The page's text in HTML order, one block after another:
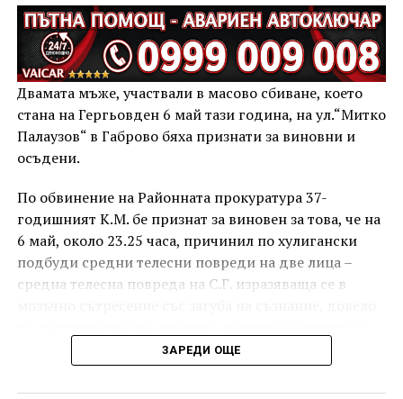
Двамата мъже, участвали в масово сбиване, което
стана на Гергьовден 6 май тази година, на ул.“Митко
Палаузов“ в Габрово бяха признати за виновни и
осъдени.
По обвинение на Районната прокуратура 37-
годишният К.М. бе признат за виновен за това, че на
6 май, около 23.25 часа, причинил по хулигански
подбуди средни телесни повреди на две лица –
средна телесна повреда на С.Г. изразяваща се в
живота, и лека телесна повреда на Х.С., която бе с
порезна рана на петия пръст на дясната ръка,
довела до разстройство на здравето, неопасно за
ЗАРЕДИ ОЩЕ